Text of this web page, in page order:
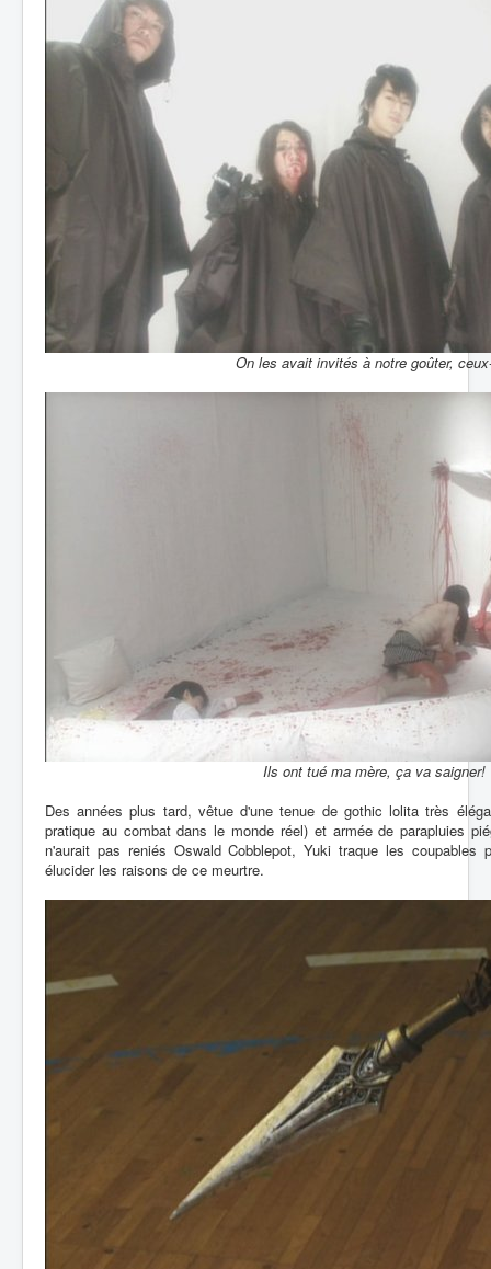
On les avait invités à notre goûter,
Ils ont tué ma mère, ça va saigner!
Des années plus tard, vêtue d'une tenue de gothic lolita très
pratique au combat dans le monde réel) et armée de parapluies
n'aurait pas reniés Oswald Cobblepot, Yuki traque les coupables
élucider les raisons de ce meurtre.